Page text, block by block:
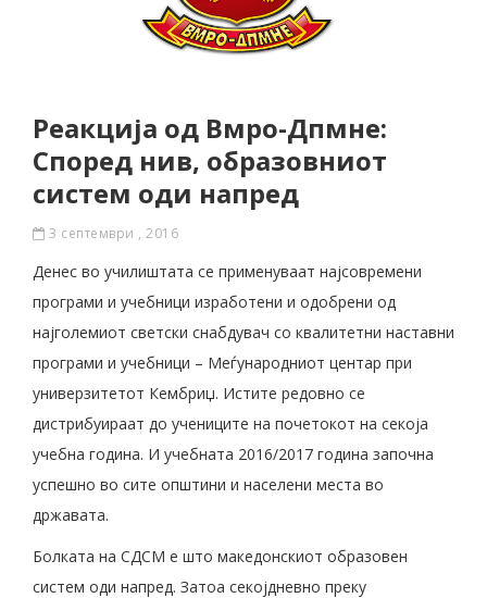
Реакција од Вмро-Дпмне:
Според нив, образовниот
систем оди напред
3 септември , 2016
Денес во училиштата се применуваат најсовремени
програми и учебници изработени и одобрени од
најголемиот светски снабдувач со квалитетни наставни
програми и учебници – Меѓународниот центар при
универзитетот Кембриџ. Истите редовно се
дистрибуираат до учениците на почетокот на секоја
учебна година. И учебната 2016/2017 година започна
успешно во сите општини и населени места во
државата.
Болката на СДСМ е што македонскиот образовен
систем оди напред. Затоа секојдневно преку